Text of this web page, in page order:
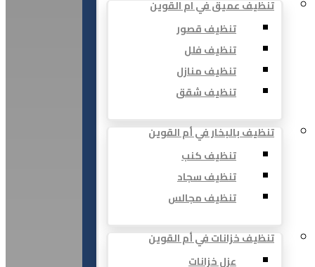
تنظيف عميق في ام القوين
تنظيف قصور
تنظيف فلل
تنظيف منازل
تنظيف شقق
تنظيف بالبخار في أم القوين
تنظيف كنب
تنظيف سجاد
تنظيف مجالس
تنظيف خزانات في أم القوين
عزل خزانات